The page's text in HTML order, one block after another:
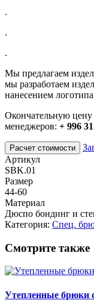
.
.
.
Мы предлагаем
мы разработаем
нанесением
Окончательную цену
менеджеров: + 996
Расчет стоимости
Артикул
SBK.01
Размер
44-60
Материал
Дюспо бондинг и
Категория: Спец.
Смотрите также
Утепленные брюки